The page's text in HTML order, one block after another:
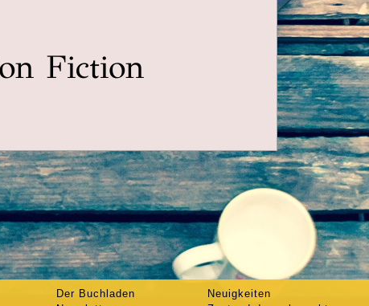
Fiction
Der Buchladen
Neuigkeiten